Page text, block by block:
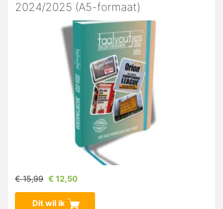
2024/2025 (A5-formaat)
€ 15,99 € 12,50
Dit wil ik